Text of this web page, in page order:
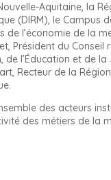
Aquitaine, la
(DIRM), le Campus
l’économie de la
Président du
l’Éducation et de
Recteur de la
des acteurs
des métiers de la